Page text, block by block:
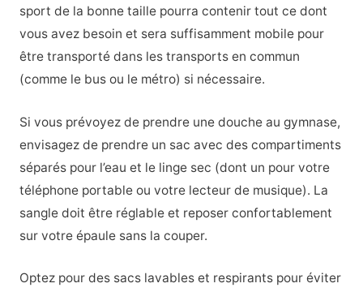
sport de la bonne taille pourra contenir tout ce dont
vous avez besoin et sera suffisamment mobile pour
être transporté dans les transports en commun
(comme le bus ou le métro) si nécessaire.
Si vous prévoyez de prendre une douche au gymnase,
envisagez de prendre un sac avec des compartiments
séparés pour l’eau et le linge sec (dont un pour votre
téléphone portable ou votre lecteur de musique). La
sangle doit être réglable et reposer confortablement
sur votre épaule sans la couper.
Optez pour des sacs lavables et respirants pour éviter